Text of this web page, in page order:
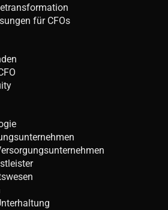
für CFOs